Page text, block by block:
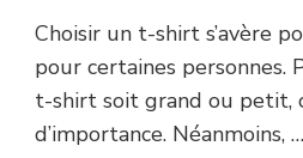
Choisir un t-shirt s’avère
pour certaines personnes.
t-shirt soit grand ou petit,
d’importance. Néanmoins, …